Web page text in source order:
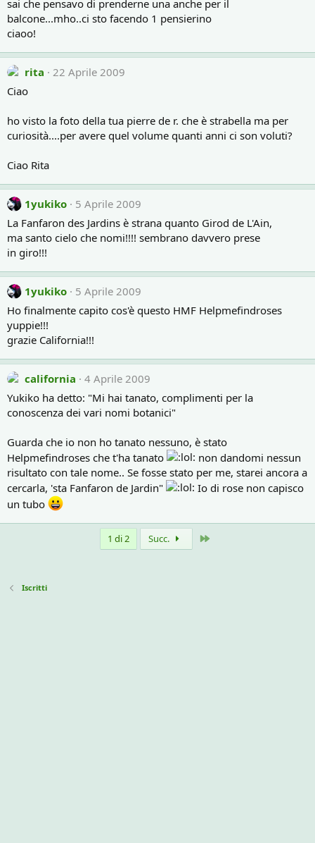
sai che pensavo di prenderne una anche per il
balcone...mho..ci sto facendo 1 pensierino
ciaoo!
rita
22 Aprile 2009
Ciao
ho visto la foto della tua pierre de r. che è strabella ma per
curiosità....per avere quel volume quanti anni ci son voluti?
Ciao Rita
1yukiko
5 Aprile 2009
La Fanfaron des Jardins è strana quanto Girod de L'Ain,
ma santo cielo che nomi!!!! sembrano davvero prese
in giro!!!
1yukiko
5 Aprile 2009
Ho finalmente capito cos'è questo HMF Helpmefindroses
yuppie!!!
grazie California!!!
california
4 Aprile 2009
Yukiko ha detto: "Mi hai tanato, complimenti per la
conoscenza dei vari nomi botanici"
Guarda che io non ho tanato nessuno, è stato
Helpmefindroses che t'ha tanato
non dandomi nessun
risultato con tale nome.. Se fosse stato per me, starei ancora a
cercarla, 'sta Fanfaron de Jardin"
Io di rose non capisco
un tubo
1 di 2 Succ.
Iscritti